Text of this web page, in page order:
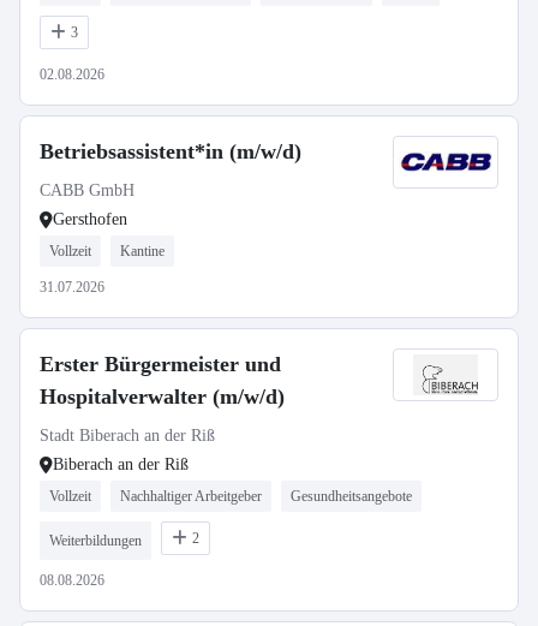
3
02.08.2026
Betriebsassistent*in (m/w/d)
CABB GmbH
Gersthofen
Vollzeit Kantine
31.07.2026
Erster Bürgermeister und
Hospitalverwalter (m/w/d)
Stadt Biberach an der Riß
Biberach an der Riß
Vollzeit Nachhaltiger Arbeitgeber Gesundheitsangebote
Weiterbildungen 2
08.08.2026